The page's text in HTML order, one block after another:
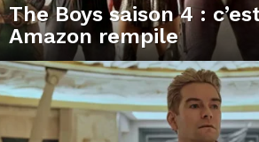
The Boys saison 4 :
Amazon rempile